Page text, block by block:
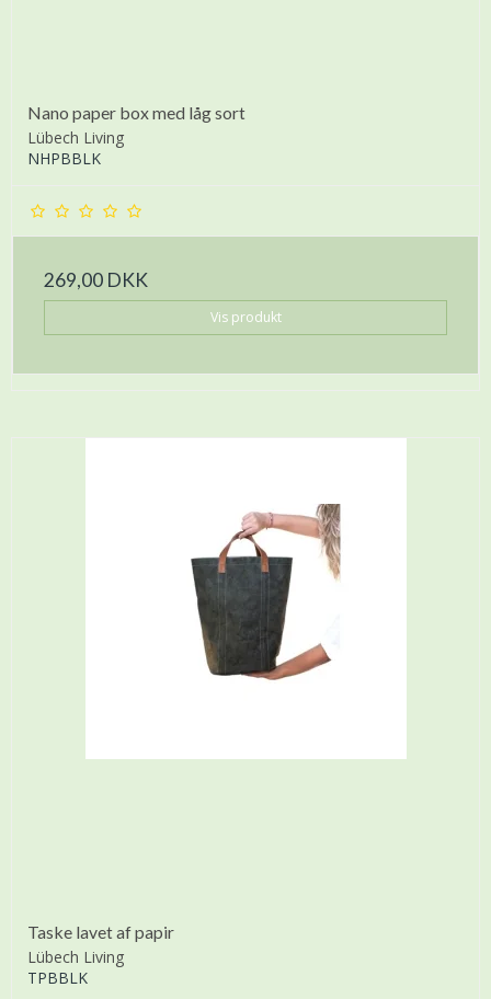
Nano paper box med låg sort
Lübech Living
NHPBBLK
269,00 DKK
Vis produkt
Taske lavet af papir
Lübech Living
TPBBLK